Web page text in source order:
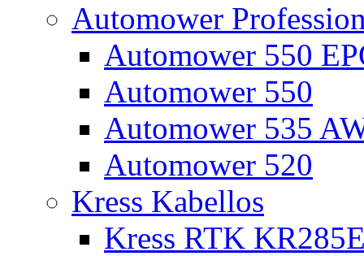
Automower
Automower 550
Automower 550
Automower 535
Automower 520
Kress Kabellos
Kress RTK